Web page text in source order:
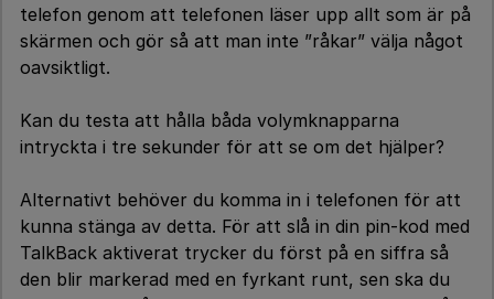
telefon genom att telefonen läser upp allt som är på
skärmen och gör så att man inte ”råkar” välja något
oavsiktligt.
Kan du testa att hålla båda volymknapparna
intryckta i tre sekunder för att se om det hjälper?
Alternativt behöver du komma in i telefonen för att
kunna stänga av detta. För att slå in din pin-kod med
TalkBack aktiverat trycker du först på en siffra så
den blir markerad med en fyrkant runt, sen ska du